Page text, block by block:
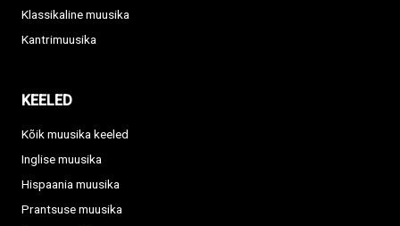
Klassikaline muusika
Kantrimuusika
KEELED
Kõik muusika keeled
Inglise muusika
Hispaania muusika
Prantsuse muusika